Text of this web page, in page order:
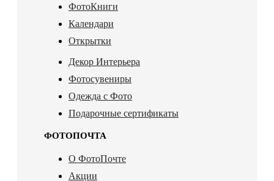
ФотоКниги
Календари
Открытки
Декор Интерьера
Фотосувениры
Одежда с Фото
Подарочные сертификаты
ФОТОПОЧТА
О ФотоПочте
Акции